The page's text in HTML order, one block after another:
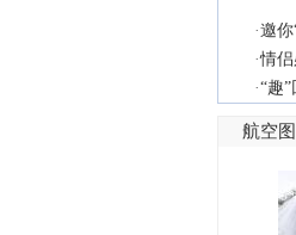
·邀
·情侣
·“趣
航空